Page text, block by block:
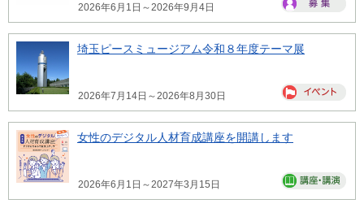
2026年6月1日～2026年9月4日
埼玉ピースミュージアム令和８年度テーマ展
2026年7月14日～2026年8月30日
女性のデジタル人材育成講座を開講します
2026年6月1日～2027年3月15日